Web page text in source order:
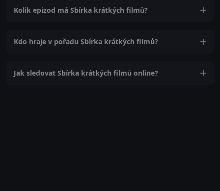
Kolik epizod má Sbírka krátkých filmů?
Kdo hraje v pořadu Sbírka krátkých filmů?
Jak sledovat Sbírka krátkých filmů online?